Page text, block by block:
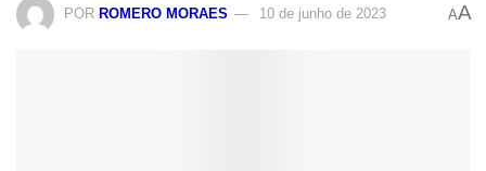
POR ROMERO MORAES 10 de junho de 2023 AA